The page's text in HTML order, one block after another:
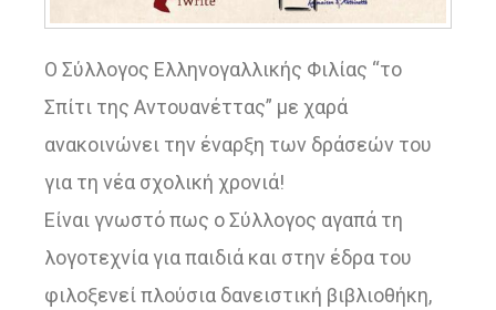
Ο Σύλλογος Ελληνογαλλικής Φιλίας “το
Σπίτι της Αντουανέττας” με χαρά
ανακοινώνει την έναρξη των δράσεών του
για τη νέα σχολική χρονιά!
Είναι γνωστό πως ο Σύλλογος αγαπά τη
λογοτεχνία για παιδιά και στην έδρα του
φιλοξενεί πλούσια δανειστική βιβλιοθήκη,